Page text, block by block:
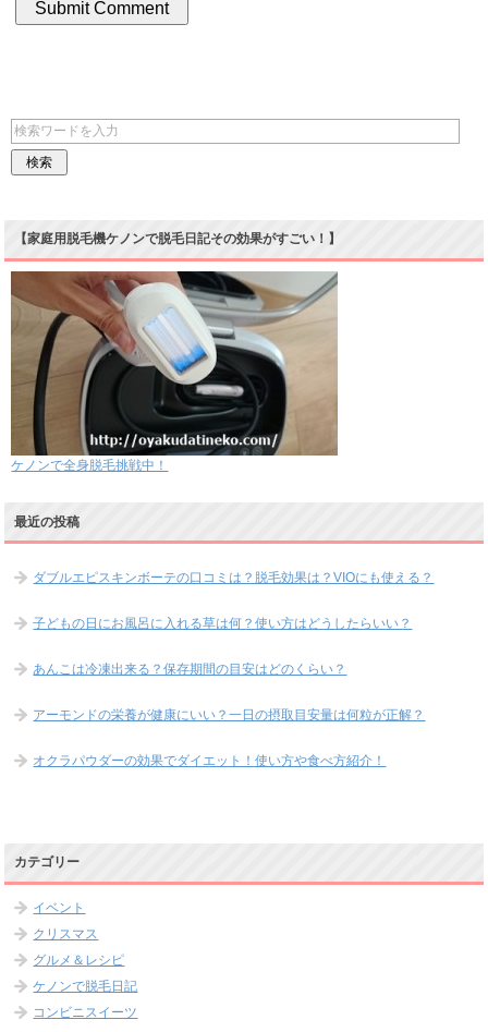
【家庭用脱毛機ケノンで脱毛日記その効果がすごい！】
ケノンで全身脱毛挑戦中！
最近の投稿
ダブルエピスキンボーテの口コミは？脱毛効果は？VIOにも使える？
子どもの日にお風呂に入れる草は何？使い方はどうしたらいい？
あんこは冷凍出来る？保存期間の目安はどのくらい？
アーモンドの栄養が健康にいい？一日の摂取目安量は何粒が正解？
オクラパウダーの効果でダイエット！使い方や食べ方紹介！
カテゴリー
イベント
クリスマス
グルメ＆レシピ
ケノンで脱毛日記
コンビニスイーツ